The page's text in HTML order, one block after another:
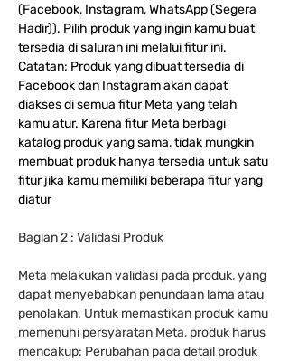
(Facebook, Instagram, WhatsApp (Segera
Hadir)). Pilih produk yang ingin kamu buat
tersedia di saluran ini melalui fitur ini.
Catatan: Produk yang dibuat tersedia di
Facebook dan Instagram akan dapat
diakses di semua fitur Meta yang telah
kamu atur. Karena fitur Meta berbagi
katalog produk yang sama, tidak mungkin
membuat produk hanya tersedia untuk satu
fitur jika kamu memiliki beberapa fitur yang
diatur
Bagian 2 : Validasi Produk
Meta melakukan validasi pada produk, yang
dapat menyebabkan penundaan lama atau
penolakan. Untuk memastikan produk kamu
memenuhi persyaratan Meta, produk harus
mencakup: Perubahan pada detail produk